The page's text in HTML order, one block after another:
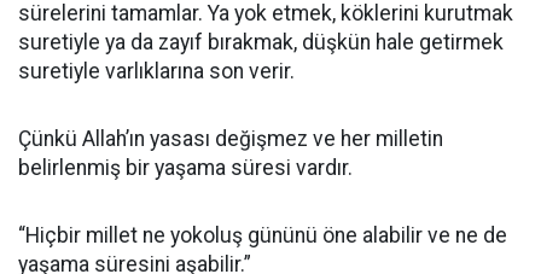
sürelerini tamamlar. Ya yok etmek, köklerini kurutmak
suretiyle ya da zayıf bırakmak, düşkün hale getirmek
suretiyle varlıklarına son verir.
Çünkü Allah’ın yasası değişmez ve her milletin
belirlenmiş bir yaşama süresi vardır.
“Hiçbir millet ne yokoluş gününü öne alabilir ve ne de
yaşama süresini aşabilir.”